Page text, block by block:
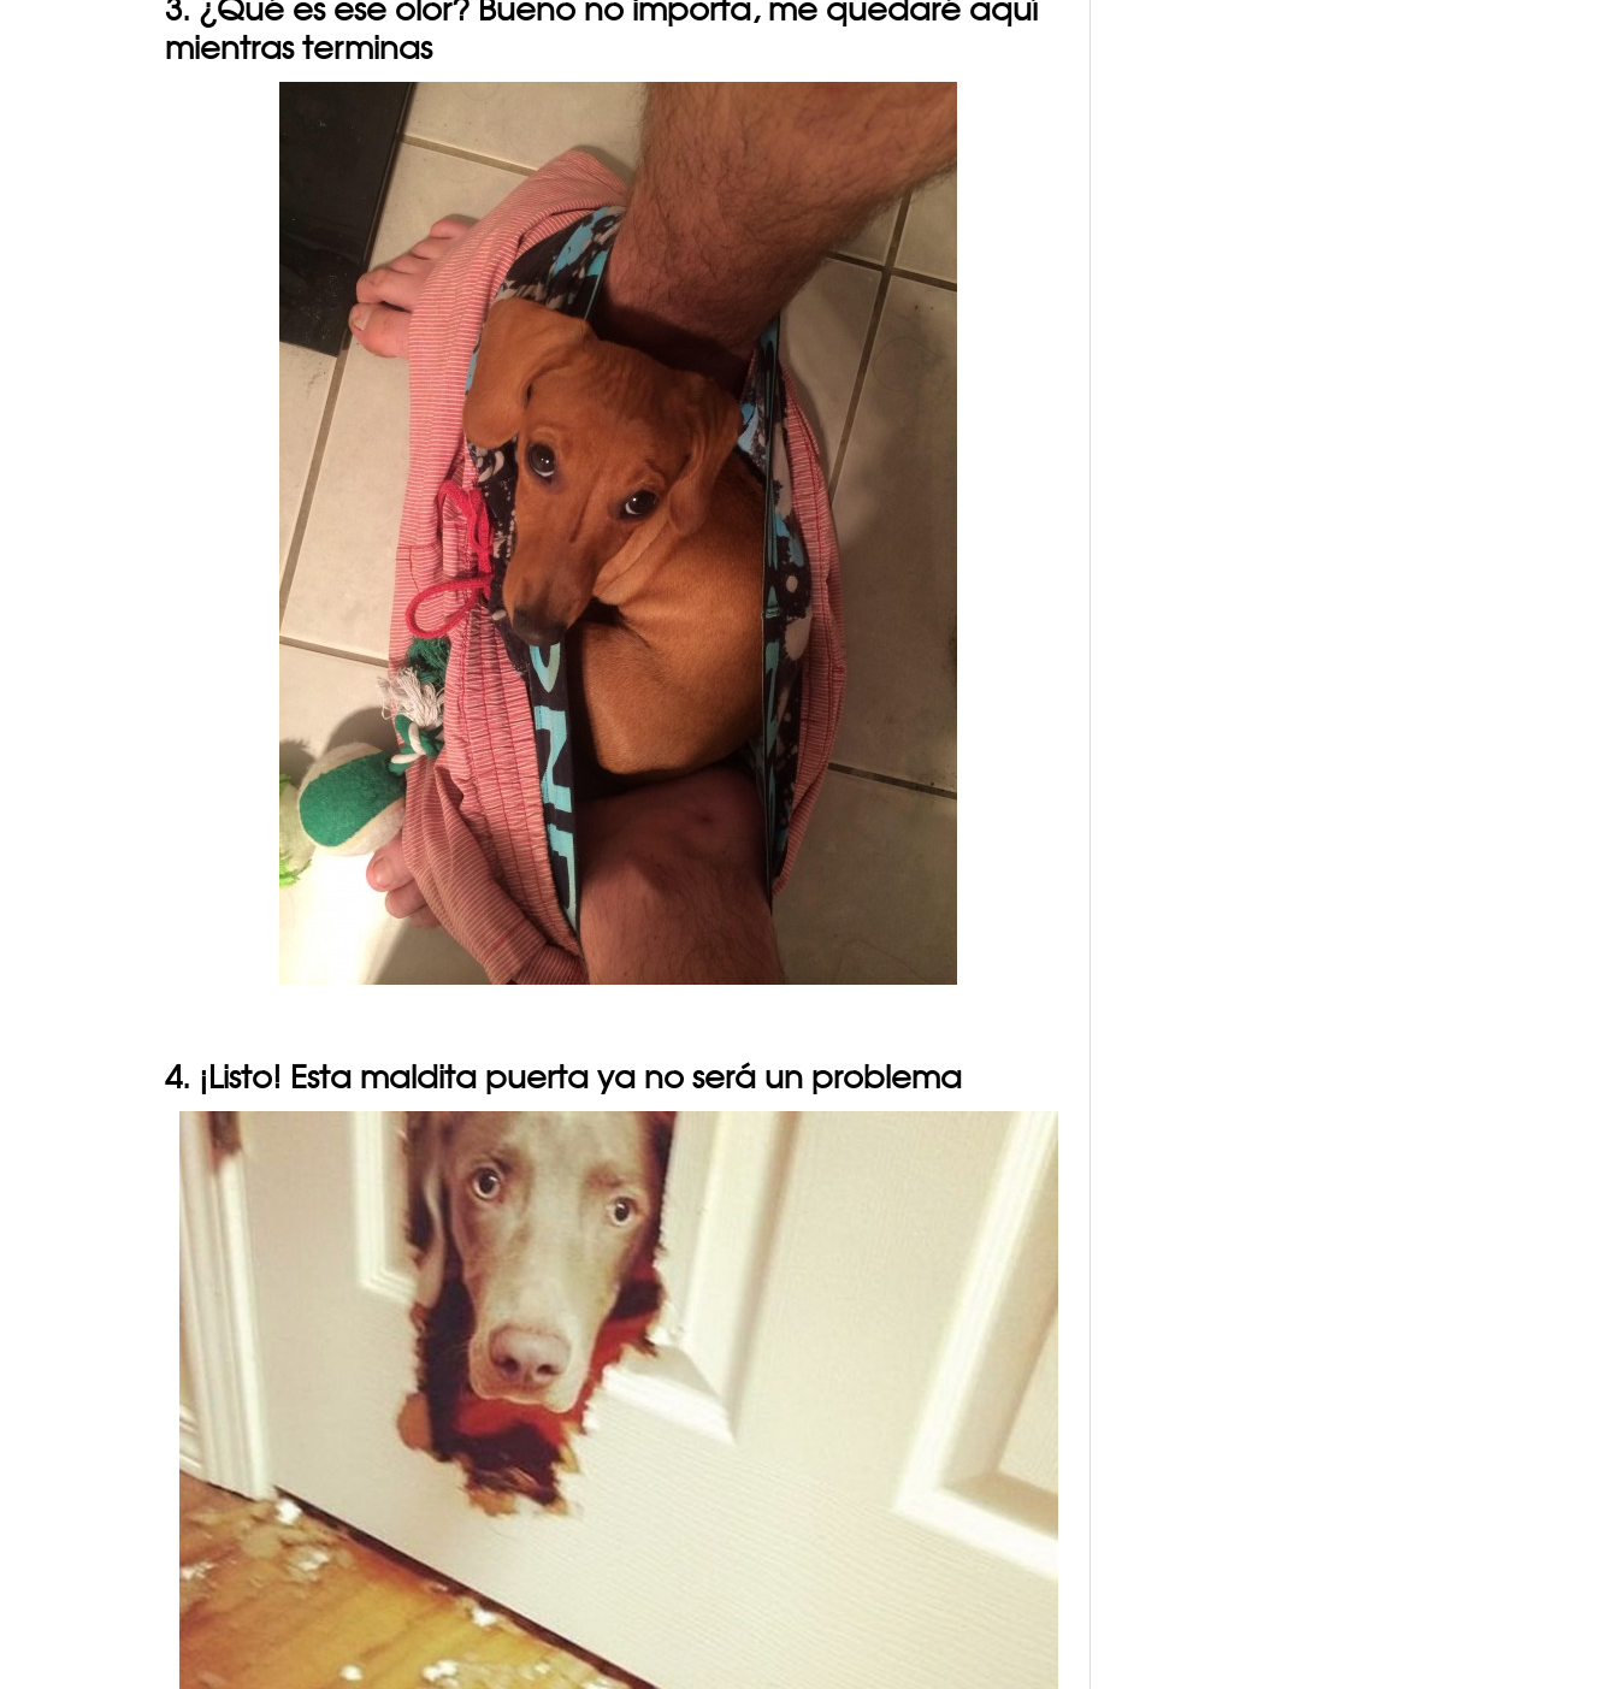
3. ¿Qué es ese olor? Bueno no importa, me quedaré aquí
mientras terminas
4. ¡Listo! Esta maldita puerta ya no será un problema